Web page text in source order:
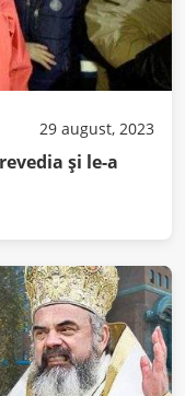
29 august, 2023
și le-a